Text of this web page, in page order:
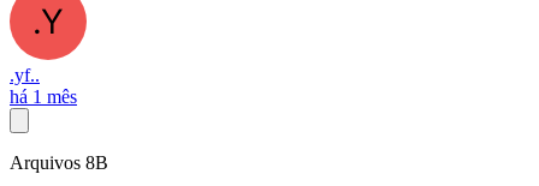
.yf..
há 1 mês
Arquivos 8B